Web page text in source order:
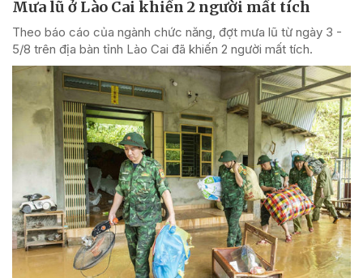
Mưa lũ ở Lào Cai khiến 2 người mất tích
Theo báo cáo của ngành chức năng, đợt mưa lũ từ ngày 3 -
5/8 trên địa bàn tỉnh Lào Cai đã khiến 2 người mất tích.